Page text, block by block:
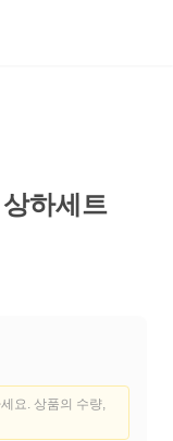
하세트
요. 상품의 수량,